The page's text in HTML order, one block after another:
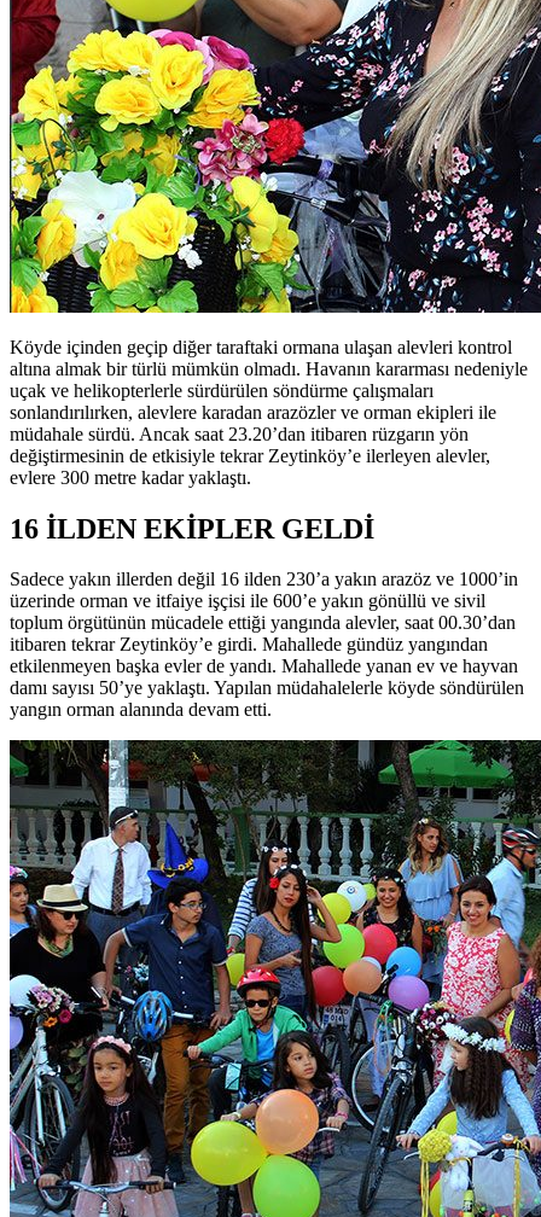
Köyde içinden geçip diğer taraftaki ormana ulaşan alevleri kontrol
altına almak bir türlü mümkün olmadı. Havanın kararması nedeniyle
uçak ve helikopterlerle sürdürülen söndürme çalışmaları
sonlandırılırken, alevlere karadan arazözler ve orman ekipleri ile
müdahale sürdü. Ancak saat 23.20’dan itibaren rüzgarın yön
değiştirmesinin de etkisiyle tekrar Zeytinköy’e ilerleyen alevler,
evlere 300 metre kadar yaklaştı.
16 İLDEN EKİPLER GELDİ
Sadece yakın illerden değil 16 ilden 230’a yakın arazöz ve 1000’in
üzerinde orman ve itfaiye işçisi ile 600’e yakın gönüllü ve sivil
toplum örgütünün mücadele ettiği yangında alevler, saat 00.30’dan
itibaren tekrar Zeytinköy’e girdi. Mahallede gündüz yangından
etkilenmeyen başka evler de yandı. Mahallede yanan ev ve hayvan
damı sayısı 50’ye yaklaştı. Yapılan müdahalelerle köyde söndürülen
yangın orman alanında devam etti.